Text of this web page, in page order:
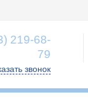
219-68-
79
звонок